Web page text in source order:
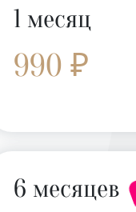
1 месяц
990 ₽
6 месяцев